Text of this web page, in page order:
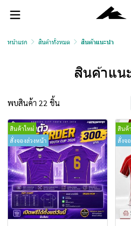
หน้าแรก สินค้าทั้งหมด สินค้าแนะนำ
สินค้าแน
พบสินค้า 22 ชิ้น
สินค้าใหม่
สั่งจองล่วงหน้า
สินค้
สั่งจ